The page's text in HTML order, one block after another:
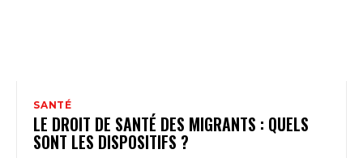
SANTÉ
LE DROIT DE SANTÉ DES MIGRANTS : QUELS
SONT LES DISPOSITIFS ?